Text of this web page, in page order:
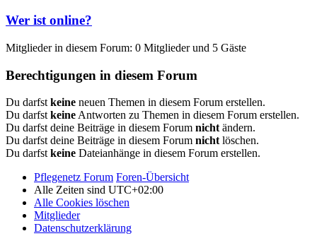
Wer ist online?
Mitglieder in diesem Forum: 0 Mitglieder und 5 Gäste
Berechtigungen in diesem Forum
Du darfst keine neuen Themen in diesem Forum erstellen.
Du darfst keine Antworten zu Themen in diesem Forum erstellen.
Du darfst deine Beiträge in diesem Forum nicht ändern.
Du darfst deine Beiträge in diesem Forum nicht löschen.
Du darfst keine Dateianhänge in diesem Forum erstellen.
Pflegenetz Forum Foren-Übersicht
Alle Zeiten sind UTC+02:00
Alle Cookies löschen
Mitglieder
Datenschutzerklärung